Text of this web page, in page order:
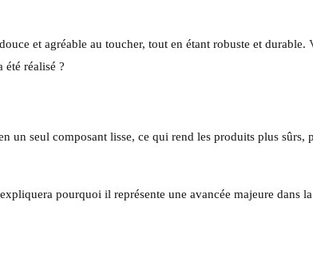
et agréable au toucher, tout en étant robuste et durable.
été réalisé ?
un seul composant lisse, ce qui rend les produits plus sûrs,
pourquoi il représente une avancée majeure dans la